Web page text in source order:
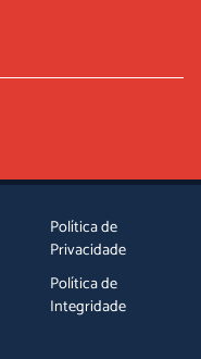
Política de
Privacidade
Política de
Integridade